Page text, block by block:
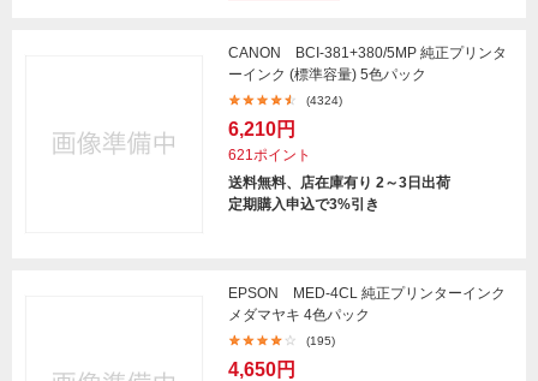
CANON BCI-381+380/5MP 純正プリンタ
ーインク (標準容量) 5色パック
(4324)
6,210円
621ポイント
送料無料、店在庫有り 2～3日出荷
定期購入申込で3%引き
EPSON MED-4CL 純正プリンターインク
メダマヤキ 4色パック
(195)
4,650円